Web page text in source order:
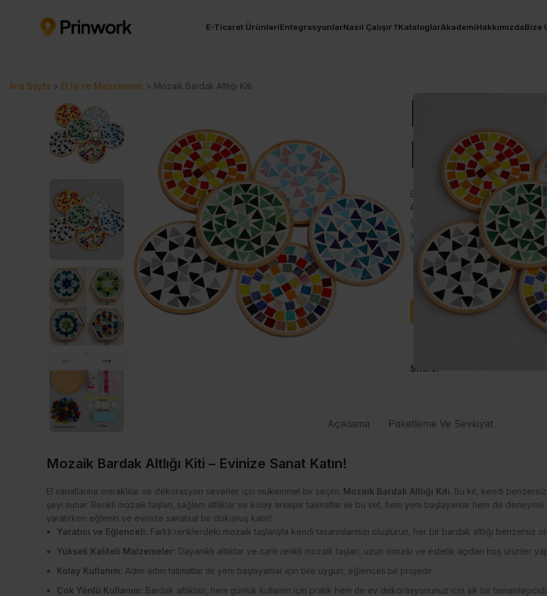
E-Ticaret ÜrünleriEntegrasyonlarNasıl Çalışır ?KataloglarAkademiHakkımızdaBize
Ana Sayfa > El İşi ve Malzemeleri > Mozaik Bardak Altlığı Kiti
Mozaik
Kiti
El sanatlarına meraklılar ve
Altlığı Kiti
. Bu kit, kendi benzersiz
şeyi sunar. Renkli mozaik taşları,
yeni başlayanlar hem de deneyimli
yaratırken eğlenin ve evinize
Satışa Başla Soru Sor
Share:
Açıklama Paketleme Ve Sevkiyat
Mozaik Bardak Altlığı Kiti – Evinize Sanat Katın!
El sanatlarına meraklılar ve dekorasyon severler için mükemmel bir seçim: Mozaik Bardak Altlığı Kiti. Bu kit, kendi benzersiz
şeyi sunar. Renkli mozaik taşları, sağlam altlıklar ve kolay anlaşılır talimatlar ile bu set, hem yeni başlayanlar hem de deneyimli
yaratırken eğlenin ve evinize sanatsal bir dokunuş katın!
Yaratıcı ve Eğlenceli: Farklı renklerdeki mozaik taşlarıyla kendi tasarımlarınızı oluşturun, her bir bardak altlığı benzersiz
Yüksek Kaliteli Malzemeler: Dayanıklı altlıklar ve canlı renkli mozaik taşları, uzun ömürlü ve estetik açıdan hoş ürünler
Kolay Kullanım: Adım adım talimatlar ile yeni başlayanlar için bile uygun, eğlenceli bir projedir.
Çok Yönlü Kullanım: Bardak altlıkları, hem günlük kullanım için pratik hem de ev dekorasyonunuz için şık bir